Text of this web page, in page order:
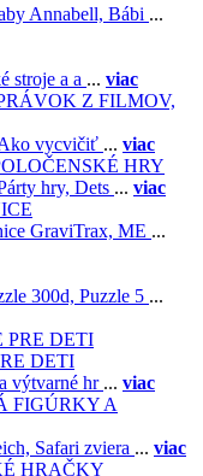
Annabell, Bábi ...
stroje a a ... viac
Z FILMOV,
vycvičiť ... viac
HRY
hry, Dets ... viac
GraviTrax, ME ...
300d, Puzzle 5 ...
DETI
výtvarné hr ... viac
FIGÚRKY A
Safari zviera ... viac